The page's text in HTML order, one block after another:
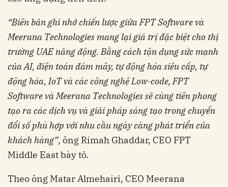
“Biên bản ghi nhớ chiến lược giữa FPT Software và
Meerana Technologies mang lại giá trị đặc biệt cho thị
trường UAE năng động. Bằng cách tận dụng sức mạnh
của AI, điện toán đám mây, tự động hóa siêu cấp, tự
động hóa, IoT và các công nghệ Low-code, FPT
Software và Meerana Technologies sẽ cùng tiên phong
tạo ra các dịch vụ và giải pháp sáng tạo trong chuyển
đổi số phù hợp với nhu cầu ngày càng phát triển của
khách hàng”, ông Rimah Ghaddar, ‏‏CEO FPT